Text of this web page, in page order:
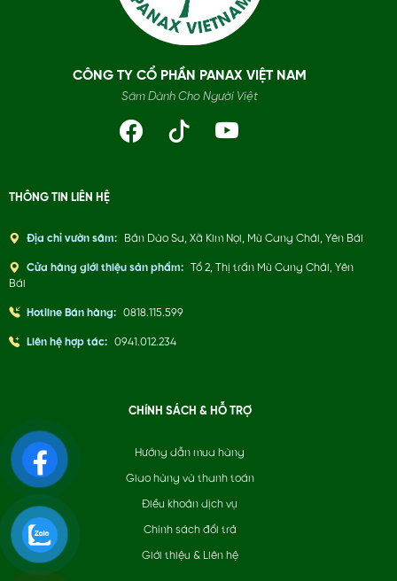
CÔNG TY CỔ PHẦN PANAX VIỆT NAM
Sâm Dành Cho Người Việt
THÔNG TIN LIÊN HỆ
Địa chỉ vườn sâm: Bản Dào Sa, Xã Kim Nọi, Mù Cang Chải, Yên Bái
Cửa hàng giới thiệu sản phẩm:
Tổ 2, Thị trấn Mù Cang Chải, Yên
Bái
Hotline Bán hàng: 0818.115.599
Liên hệ hợp tác: 0941.012.234
CHÍNH SÁCH & HỖ TRỢ
Hướng dẫn mua hàng
Giao hàng và thanh toán
Điều khoản dịch vụ
Chính sách đổi trả
Giới thiệu & Liên hệ